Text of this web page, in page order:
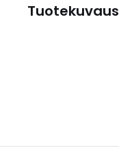
Tuotekuvaus